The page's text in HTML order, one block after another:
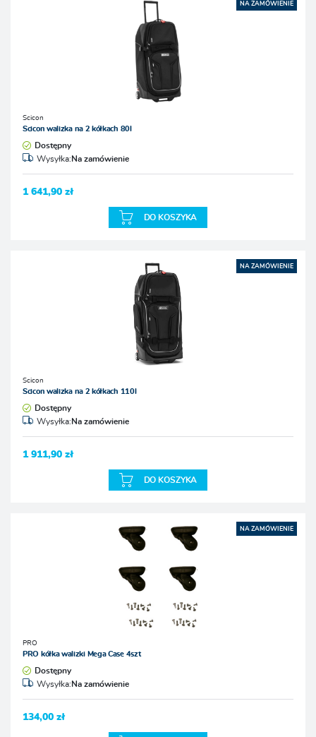
NA ZAMÓWIENIE
Scicon
Scicon walizka na 2 kółkach 80l
Dostępny
Wysyłka:Na zamówienie
1 641,90 zł
DO KOSZYKA
NA ZAMÓWIENIE
Scicon
Scicon walizka na 2 kółkach 110l
Dostępny
Wysyłka:Na zamówienie
1 911,90 zł
DO KOSZYKA
NA ZAMÓWIENIE
PRO
PRO kółka walizki Mega Case 4szt
Dostępny
Wysyłka:Na zamówienie
134,00 zł